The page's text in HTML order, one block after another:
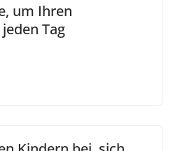
um Ihren
Tag